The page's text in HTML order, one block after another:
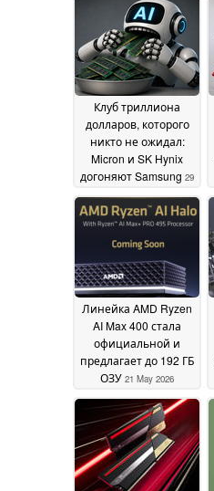
NAND может выйти
на равновесие22 July
2026
Клуб триллиона
долларов, которого
никто не ожидал:
Micron и SK Hynix
догоняют Samsung 29
May 2026
Линейка AMD Ryzen
AI Max 400 стала
официальной и
предлагает до 192 ГБ
ОЗУ 21 May 2026